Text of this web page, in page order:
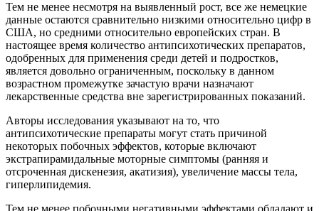
Тем не менее несмотря на выявленный рост, все же немецкие
данные остаются сравнительно низкими относительно цифр в
США, но средними относительно европейских стран. В
настоящее время количество антипсихотических препаратов,
одобренных для применения среди детей и подростков,
является довольно ограниченным, поскольку в данном
возрастном промежутке зачастую врачи назначают
лекарственные средства вне зарегистрированных показаний.
Авторы исследования указывают на то, что
антипсихотические препараты могут стать причиной
некоторых побочных эффектов, которые включают
экстрапирамидальные моторные симптомы (ранняя и
отсроченная дискенезия, акатизия), увеличение массы тела,
гиперлипидемия.